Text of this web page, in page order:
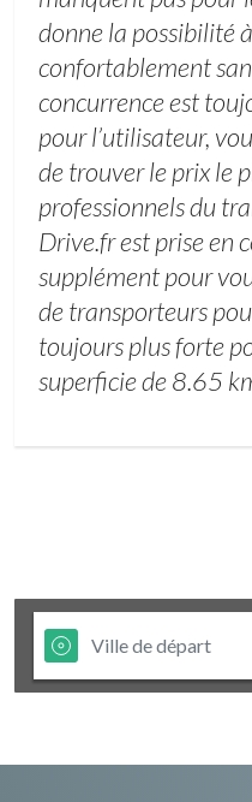
donne la possibilité
confortablement
concurrence est
pour l’utilisateur,
de trouver le prix le
professionnels du
Drive.fr est prise en
supplément pour
de transporteurs
toujours plus forte
superficie de 8.65